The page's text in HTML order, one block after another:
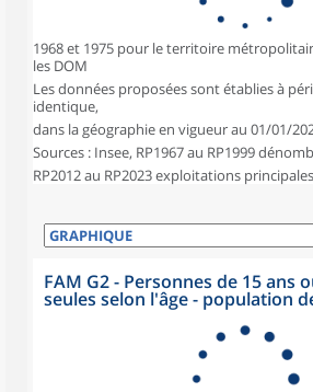
1968 et 1975 pour le territoire
les DOM
Les données proposées sont établies à
identique,
dans la géographie en vigueur au 01/01/
Sources : Insee, RP1967 au RP1999
RP2012 au RP2023 exploitations
FAM G2 - Personnes de 15 ans
seules selon l'âge - population